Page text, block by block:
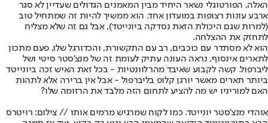
האלה, הפורטוגלי נשאר היחיד מבין המאמנים הגדולים שעדיין לא סגר
ארבע עונות רצופות במועדון אחד. הוא ממשיך להיות זה שמתחיל טוב
(למרות שגם היכולת הזאת נסדקה ביונייטד), אבל גם זה שלא מצליח
לתחזק את ההצלחה.
הוא לא מסתדר עם כוכבים, רב עם התקשורת, והכדורגל שלו, פעם מתכון
לתארים אינסוף, נראה העונה עתיק לעומת זה של מנצ'סטר סיטי ושל
ליברפול. קשה לקבוע שאיבד מהרלוונטיות - בכל זאת האיש זכה ביונייטד
ביותר תארים מאשר יורגן קלופ בליברפול - אבל אין ברירה אלא לתהות
האם למוריניו יש מה להציע לתחום הזה מלבד את הרזומה שלו?
אוהדי מנצ'סטר יונייטד. כמו לקוח שמרגיש מרמים אותו // צילום: רויטרס